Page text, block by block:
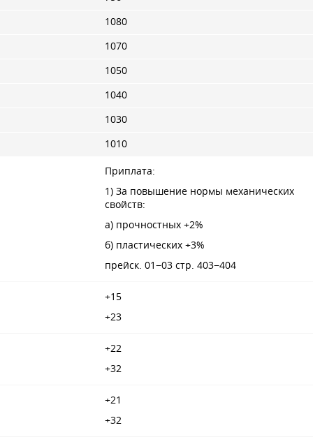
1080
1070
1050
1040
1030
1010
Приплата:
1) За повышение нормы механических
свойств:
а) прочностных +2%
б) пластических +3%
прейск. 01−03 стр. 403−404
+15
+23
+22
+32
+21
+32